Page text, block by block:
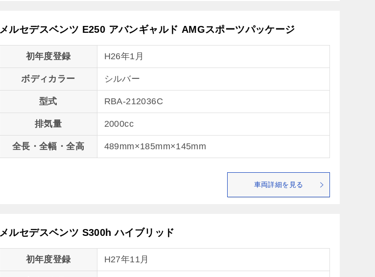
メルセデスベンツ E250 アバンギャルド AMGスポーツパッケージ
初年度登録 H26年1月
ボディカラー シルバー
型式 RBA-212036C
排気量 2000cc
全長・全幅・全高 489mm×185mm×145mm
車両詳細を見る
メルセデスベンツ S300h ハイブリッド
初年度登録 H27年11月